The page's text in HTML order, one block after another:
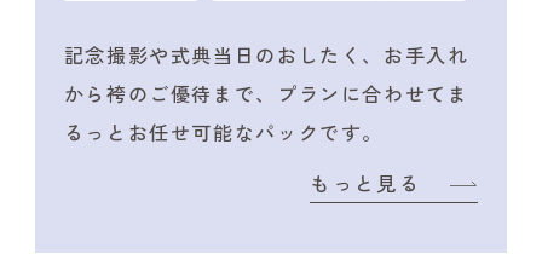
記念撮影や式典当日のおしたく、 お手入れ
から袴のご優待まで、プランに合わせて ま
るっとお任せ可能なパックです。
もっと見る